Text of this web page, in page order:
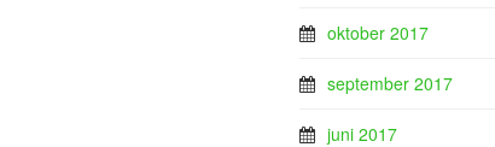
oktober 2017
september 2017
juni 2017